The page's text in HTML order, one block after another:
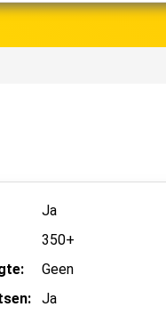
Ja
350+
Geen
Ja